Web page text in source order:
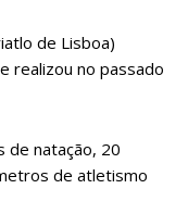
de Lisboa)
realizou no passado
de natação, 20
de atletismo